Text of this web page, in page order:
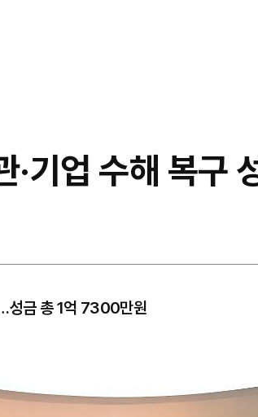
기업 수해 복구
성금 총 1억 7300만원